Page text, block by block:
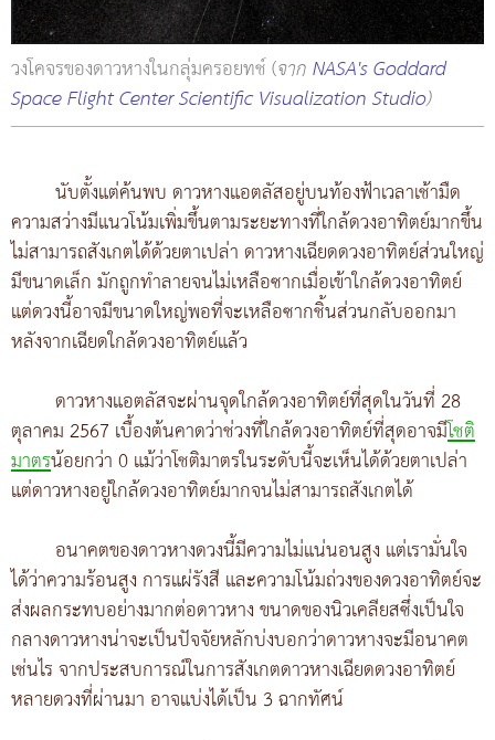
วงโคจรของดาวหางในกลุ่มครอยทช์ (จากNASA's Goddard
Space Flight Center Scientific Visualization Studio)
นับตั้งแต่ค้นพบ ดาวหางแอตลัสอยู่บนท้องฟ้าเวลาเช้ามืด
ความสว่างมีแนวโน้มเพิ่มขึ้นตามระยะทางที่ใกล้ดวงอาทิตย์มากขึ้น
ไม่สามารถสังเกตได้ด้วยตาเปล่า ดาวหางเฉียดดวงอาทิตย์ส่วนใหญ่
มีขนาดเล็ก มักถูกทำลายจนไม่เหลือซากเมื่อเข้าใกล้ดวงอาทิตย์
แต่ดวงนี้อาจมีขนาดใหญ่พอที่จะเหลือซากชิ้นส่วนกลับออกมา
หลังจากเฉียดใกล้ดวงอาทิตย์แล้ว
ดาวหางแอตลัสจะผ่านจุดใกล้ดวงอาทิตย์ที่สุดในวันที่ 28
ตุลาคม 2567 เบื้องต้นคาดว่าช่วงที่ใกล้ดวงอาทิตย์ที่สุดอาจมีโชติ
มาตรน้อยกว่า 0 แม้ว่าโชติมาตรในระดับนี้จะเห็นได้ด้วยตาเปล่า
แต่ดาวหางอยู่ใกล้ดวงอาทิตย์มากจนไม่สามารถสังเกตได้
อนาคตของดาวหางดวงนี้มีความไม่แน่นอนสูง แต่เรามั่นใจ
ได้ว่าความร้อนสูง การแผ่รังสี และความโน้มถ่วงของดวงอาทิตย์จะ
ส่งผลกระทบอย่างมากต่อดาวหาง ขนาดของนิวเคลียสซึ่งเป็นใจ
กลางดาวหางน่าจะเป็นปัจจัยหลักบ่งบอกว่าดาวหางจะมีอนาคต
เช่นไร จากประสบการณ์ในการสังเกตดาวหางเฉียดดวงอาทิตย์
หลายดวงที่ผ่านมา อาจแบ่งได้เป็น 3 ฉากทัศน์